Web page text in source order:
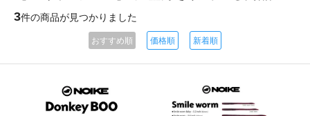
3件の商品が見つかりました
おすすめ順 価格順 新着順